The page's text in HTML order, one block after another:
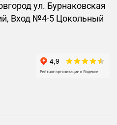
ул. Бурнаковская
Вход №4-5 Цокольный